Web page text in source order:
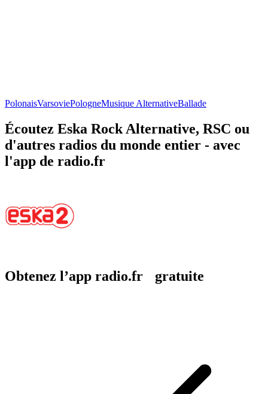
PolonaisVarsoviePologneMusique AlternativeBallade
Écoutez Eska Rock Alternative, RSC ou
d'autres radios du monde entier - avec
l'app de radio.fr
Obtenez l’app radio.fr gratuite